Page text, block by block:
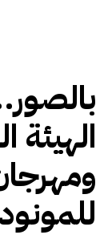
الهيئة